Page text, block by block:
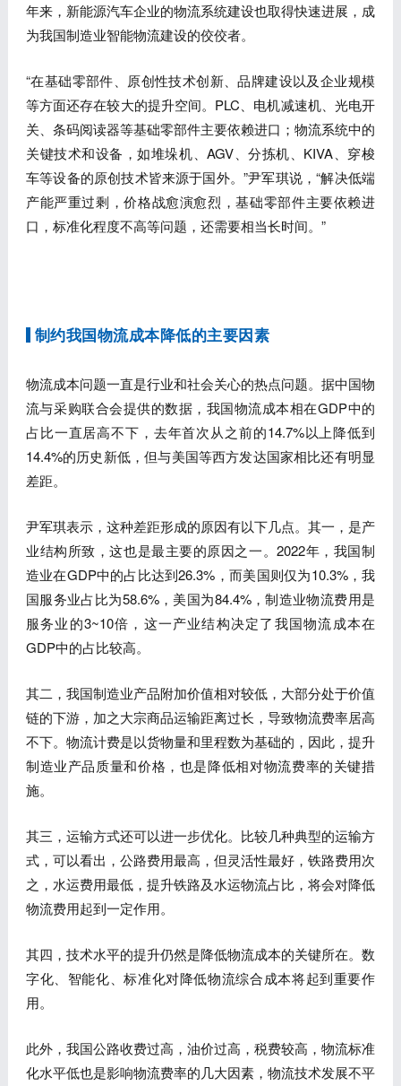
年来，新能源汽车企业的物流系统建设也取得快速进展，成
为我国制造业智能物流建设的佼佼者。
“在基础零部件、原创性技术创新、品牌建设以及企业规模
等方面还存在较大的提升空间。PLC、电机减速机、光电开
关、条码阅读器等基础零部件主要依赖进口；物流系统中的
关键技术和设备，如堆垛机、AGV、分拣机、KIVA、穿梭
车等设备的原创技术皆来源于国外。”尹军琪说，“解决低端
产能严重过剩，价格战愈演愈烈，基础零部件主要依赖进
口，标准化程度不高等问题，还需要相当长时间。”
制约我国物流成本降低的主要因素
物流成本问题一直是行业和社会关心的热点问题。据中国物
流与采购联合会提供的数据，我国物流成本相在GDP中的
占比一直居高不下，去年首次从之前的14.7%以上降低到
14.4%的历史新低，但与美国等西方发达国家相比还有明显
差距。
尹军琪表示，这种差距形成的原因有以下几点。其一，是产
业结构所致，这也是最主要的原因之一。2022年，我国制
造业在GDP中的占比达到26.3%，而美国则仅为10.3%，我
国服务业占比为58.6%，美国为84.4%，制造业物流费用是
服务业的3~10倍，这一产业结构决定了我国物流成本在
GDP中的占比较高。
其二，我国制造业产品附加价值相对较低，大部分处于价值
链的下游，加之大宗商品运输距离过长，导致物流费率居高
不下。物流计费是以货物量和里程数为基础的，因此，提升
制造业产品质量和价格，也是降低相对物流费率的关键措
施。
其三，运输方式还可以进一步优化。比较几种典型的运输方
式，可以看出，公路费用最高，但灵活性最好，铁路费用次
之，水运费用最低，提升铁路及水运物流占比，将会对降低
物流费用起到一定作用。
其四，技术水平的提升仍然是降低物流成本的关键所在。数
字化、智能化、标准化对降低物流综合成本将起到重要作
用。
此外，我国公路收费过高，油价过高，税费较高，物流标准
化水平低也是影响物流费率的几大因素，物流技术发展不平